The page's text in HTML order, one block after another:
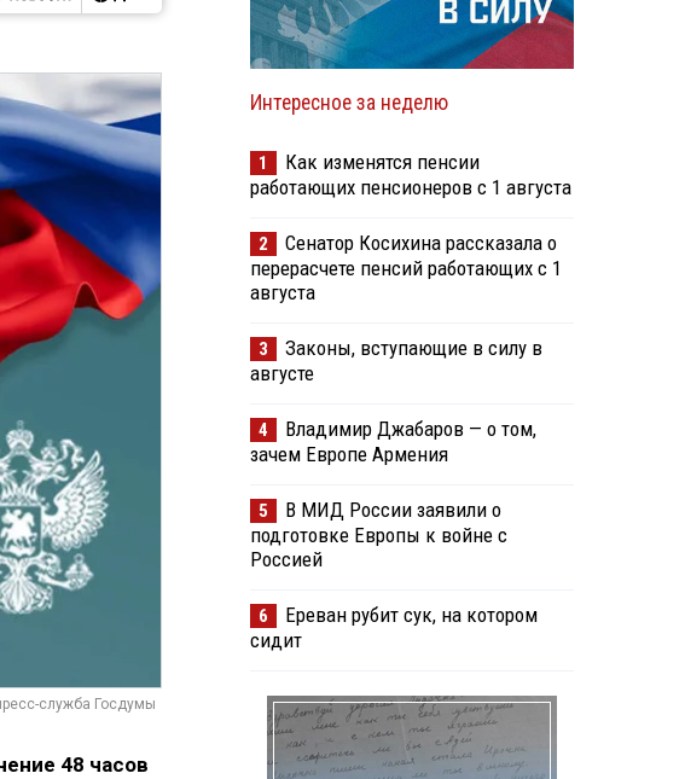
служба Госдумы
48 часов
Интересное за неделю
1
Как изменятся пенсии
работающих пенсионеров с 1 августа
2
Сенатор Косихина рассказала о
перерасчете пенсий работающих с 1
августа
3
Законы, вступающие в силу в
августе
4
Владимир Джабаров — о том,
зачем Европе Армения
5
В МИД России заявили о
подготовке Европы к войне с
Россией
6
Ереван рубит сук, на котором
сидит